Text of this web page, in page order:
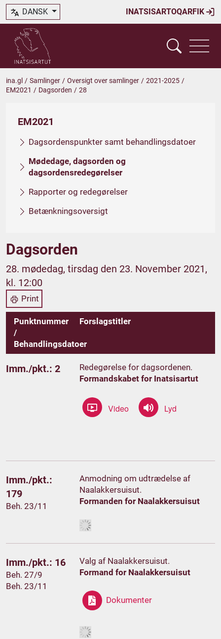
INATSISARTOQARFIK
DANSK
ina.gl / Samlinger / Oversigt over samlinger / 2021-2025 /
EM2021 / Dagsorden / 28
EM2021
Dagsordenspunkter samt behandlingsdatoer
Mødedage, dagsorden og
dagsordensredegørelser
Rapporter og redegørelser
Betænkningsoversigt
Dagsorden
28. mødedag, tirsdag den 23. November 2021,
kl. 12:00
Print
Punktnummer
/
Behandlingsdatoer
Forslagstitler
Imm./pkt.: 2
Redegørelse for dagsordenen.
Formandskabet for Inatsisartut
Imm./pkt.:
179
Beh. 23/11
Anmodning om udtrædelse af
Naalakkersuisut.
Formanden for Naalakkersuisut
Imm./pkt.: 16
Beh. 27/9
Beh. 23/11
Valg af Naalakkersuisut.
Formand for Naalakkersuisut
Dokumenter